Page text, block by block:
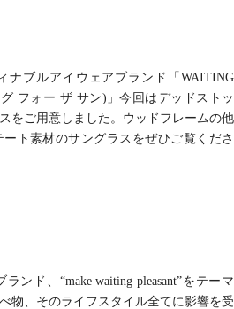
ナブルアイウェアブランド「WAITING
フォー ザ サン)」今回はデッドストッ
をご用意しました。ウッドフレームの他
ト素材のサングラスをぜひご覧くださ
ンド、“make waiting pleasant”をテーマ
物、そのライフスタイル全てに影響を受